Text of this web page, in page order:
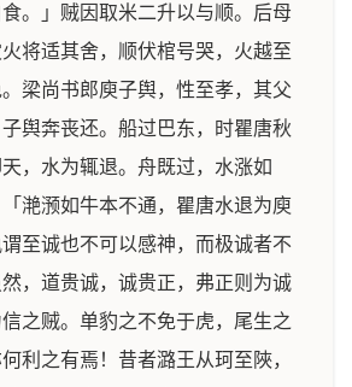
。」贼因取米二升以与顺。后母
将适其舍，顺伏棺号哭，火越至
梁尚书郎庾子舆，性至孝，其父
舆奔丧还。船过巴东，时瞿唐秋
，水为辄退。舟既过，水涨如
滟滪如牛本不通，瞿唐水退为庾
至诚也不可以感神，而极诚者不
，道贵诚，诚贵正，弗正则为诚
之贼。单豹之不免于虎，尾生之
利之有焉！昔者潞王从珂至陜，